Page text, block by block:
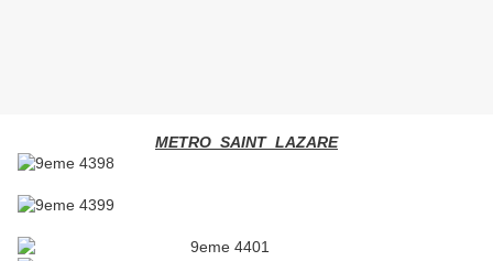
METRO SAINT LAZARE